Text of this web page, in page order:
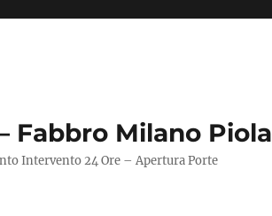
Fabbro Milano Piola
Intervento 24 Ore – Apertura Porte